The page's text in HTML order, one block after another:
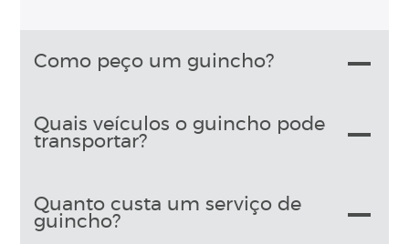
Como peço um guincho?
Quais veículos o guincho pode
transportar?
Quanto custa um serviço de
guincho?